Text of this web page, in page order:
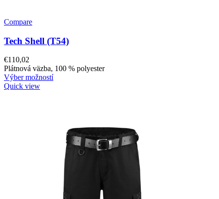
Compare
Tech Shell (T54)
€110,02
Plátnová väzba, 100 % polyester
Výber možností
Quick view